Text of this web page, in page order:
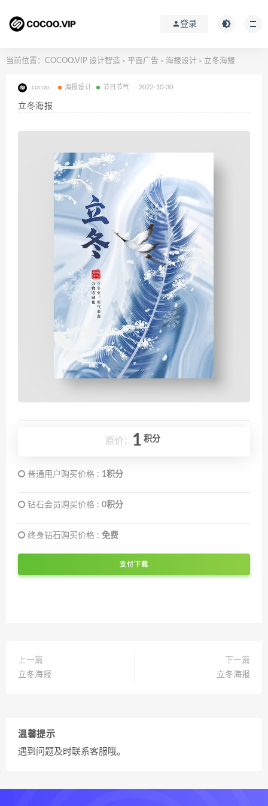
登录
当前位置： COCOO.VIP 设计智造 > 平面广告 > 海报设计 > 立冬海报
cocoo 海报设计 节日节气 2022-10-30
立冬海报
原价： 1 积分
普通用户购买价格 : 1积分
钻石会员购买价格 : 0积分
终身钻石购买价格 : 免费
支付下载
上一篇
立冬海报
下一篇
立冬海报
温馨提示
遇到问题及时联系客服哦。